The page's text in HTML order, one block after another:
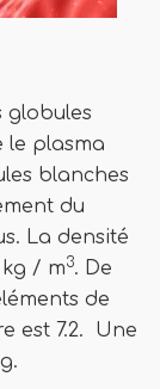
globules
le plasma
blanches
du
La densité
kg / m3. De
de
est 7.2. Une